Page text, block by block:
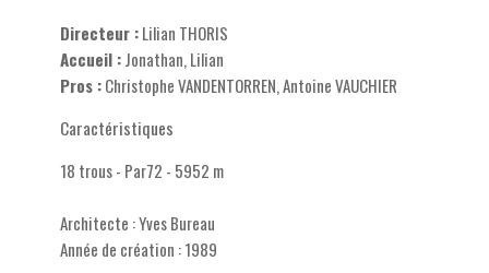
Directeur :Lilian THORIS
Accueil :Jonathan, Lilian
Pros :Christophe VANDENTORREN, Antoine VAUCHIER
Caractéristiques
18 trous - Par72 - 5952 m
Architecte : Yves Bureau
Année de création : 1989